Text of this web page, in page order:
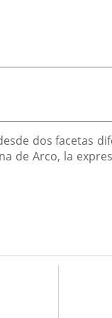
dos facetas
de Arco, la